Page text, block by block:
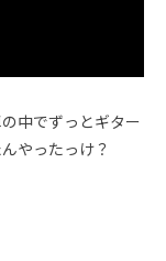
中でずっとギター
やったっけ？